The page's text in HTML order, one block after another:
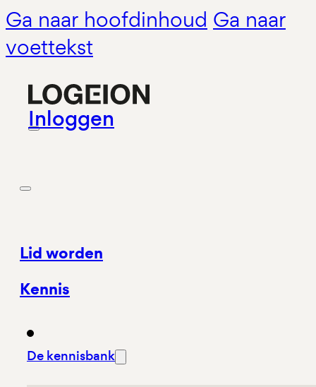
Ga naar hoofdinhoud Ga naar
voettekst
Inloggen
Lid worden
Kennis
De kennisbank